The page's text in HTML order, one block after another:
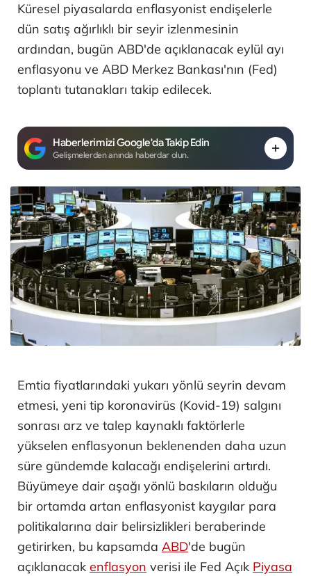
Küresel piyasalarda enflasyonist endişelerle
dün satış ağırlıklı bir seyir izlenmesinin
ardından, bugün ABD'de açıklanacak eylül ayı
enflasyonu ve ABD Merkez Bankası'nın (Fed)
toplantı tutanakları takip edilecek.
Haberlerimizi Google'da Takip Edin
Gelişmelerden anında haberdar olun.
Emtia fiyatlarındaki yukarı yönlü seyrin devam
etmesi, yeni tip koronavirüs (Kovid-19) salgını
sonrası arz ve talep kaynaklı faktörlerle
yükselen enflasyonun beklenenden daha uzun
süre gündemde kalacağı endişelerini artırdı.
Büyümeye dair aşağı yönlü baskıların olduğu
bir ortamda artan enflasyonist kaygılar para
politikalarına dair belirsizlikleri beraberinde
getirirken, bu kapsamda ABD'de bugün
açıklanacak enflasyon verisi ile Fed Açık Piyasa